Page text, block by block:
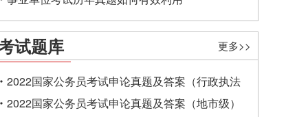
试题库 更多>>
2022国家公务员考试申论真题及答案（行政执法
类）
2022国家公务员考试申论真题及答案（地市级）